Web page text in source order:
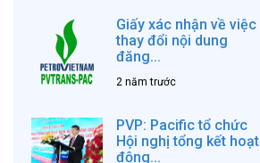
Giấy xác nhận về việc
thay đổi nội dung
đăng...
2 năm trước
PVP: Pacific tổ chức
Hội nghị tổng kết hoạt
động...